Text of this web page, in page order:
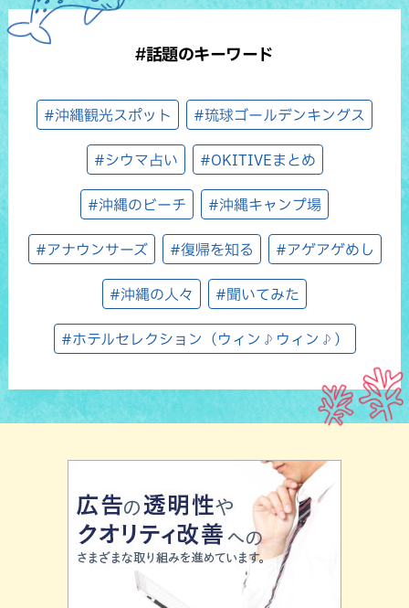
#話題のキーワード
#沖縄観光スポット #琉球ゴールデンキングス
#シウマ占い #OKITIVEまとめ
#沖縄のビーチ #沖縄キャンプ場
#アナウンサーズ #復帰を知る #アゲアゲめし
#沖縄の人々 #聞いてみた
#ホテルセレクション（ウィン♪ウィン♪）